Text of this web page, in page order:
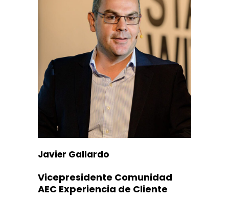
Javier Gallardo
Vicepresidente Comunidad
AEC Experiencia de Cliente